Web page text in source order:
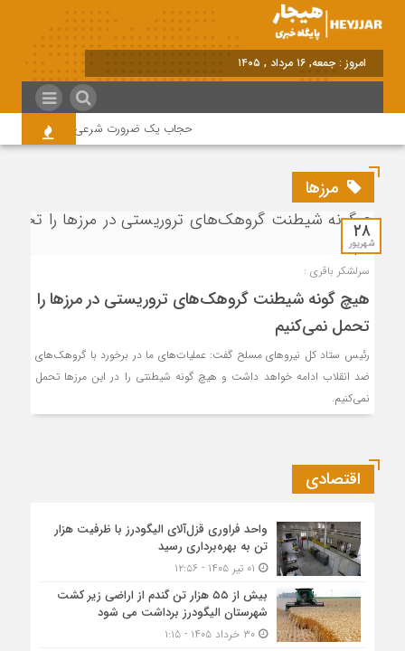
امروز : جمعه, ۱۶ مرداد , ۱۴۰۵
حجاب یک ضرورت شرعی قانونی و همه
مرزها
۲۸
شهریور
سرلشکر باقری :
هیچ گونه شیطنت گروهک‌های تروریستی در مرزها را
تحمل نمی‌کنیم
رئیس ستاد کل نیروهای مسلح گفت: عملیات‌های ما در برخورد با گروهک‌های
ضد انقلاب ادامه خواهد داشت و هیچ گونه شیطنتی را در این مرزها تحمل
نمی‌کنیم.
اقتصادی
واحد فراوری قزل‌آلای الیگودرز با ظرفیت هزار
تن به بهره‌برداری رسید
بیش از ۵۵ هزار تن گندم از اراضی زیر کشت
شهرستان الیگودرز برداشت می شود
۳۰ خرداد ۱۴۰۵ - ۱:۱۵